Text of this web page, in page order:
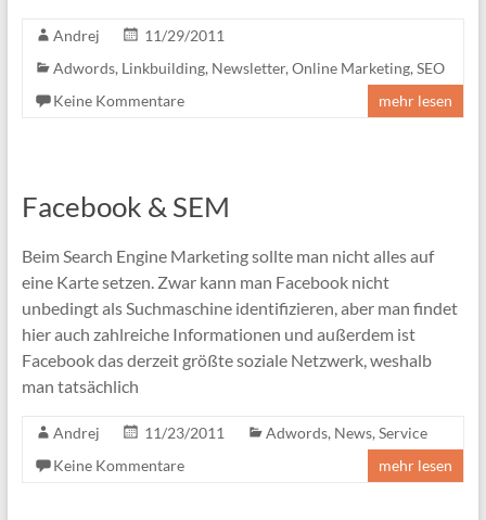
Andrej
11/29/2011
Adwords, Linkbuilding, Newsletter, Online Marketing, SEO
Keine Kommentare
mehr lesen
Facebook & SEM
Beim Search Engine Marketing sollte man nicht alles auf
eine Karte setzen. Zwar kann man Facebook nicht
unbedingt als Suchmaschine identifizieren, aber man findet
hier auch zahlreiche Informationen und außerdem ist
Facebook das derzeit größte soziale Netzwerk, weshalb
man tatsächlich
Andrej 11/23/2011 Adwords, News, Service
Keine Kommentare
mehr lesen